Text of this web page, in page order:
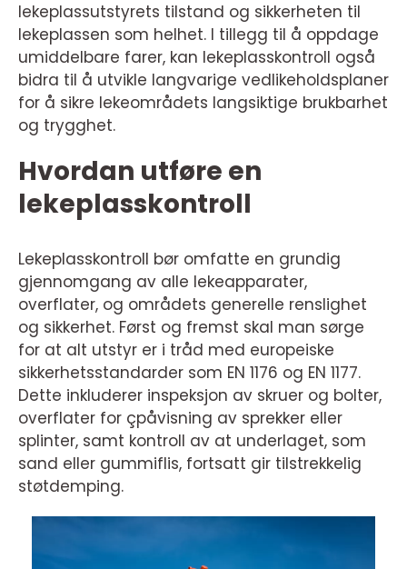
lekeplassutstyrets tilstand og sikkerheten til
lekeplassen som helhet. I tillegg til å oppdage
umiddelbare farer, kan lekeplasskontroll også
bidra til å utvikle langvarige vedlikeholdsplaner
for å sikre lekeområdets langsiktige brukbarhet
og trygghet.
Hvordan utføre en
lekeplasskontroll
Lekeplasskontroll bør omfatte en grundig
gjennomgang av alle lekeapparater,
overflater, og områdets generelle renslighet
og sikkerhet. Først og fremst skal man sørge
for at alt utstyr er i tråd med europeiske
sikkerhetsstandarder som EN 1176 og EN 1177.
Dette inkluderer inspeksjon av skruer og bolter,
overflater for çpåvisning av sprekker eller
splinter, samt kontroll av at underlaget, som
sand eller gummiflis, fortsatt gir tilstrekkelig
støtdemping.